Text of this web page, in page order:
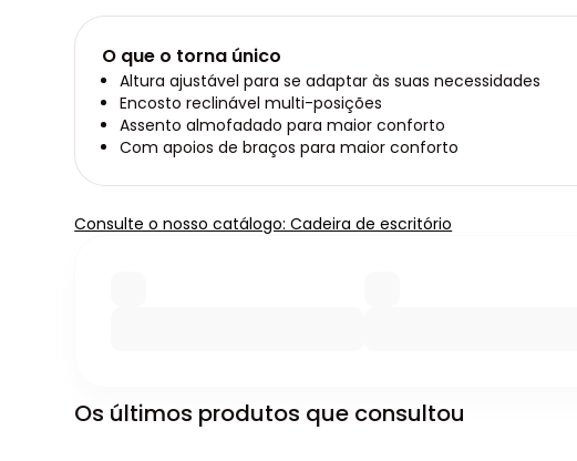
O que o torna único
Altura ajustável para se adaptar às suas necessidades
Encosto reclinável multi-posições
Assento almofadado para maior conforto
Com apoios de braços para maior conforto
Consulte o nosso catálogo: Cadeira de escritório
Os últimos produtos que consultou